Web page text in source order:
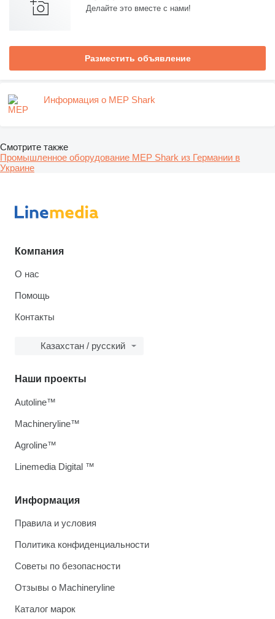
Делайте это вместе с нами!
Разместить объявление
Информация о MEP Shark
Смотрите также
Промышленное оборудование MEP Shark из Германии в
Украине
Компания
О нас
Помощь
Контакты
Казахстан / русский
Информация
Правила и условия
Политика конфиденциальности
Советы по безопасности
Отзывы о Machineryline
Каталог марок
Наши проекты
Autoline™
Machineryline™
Agroline™
Linemedia Digital ™